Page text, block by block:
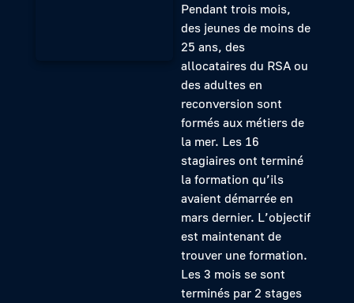
Pendant trois mois,
des jeunes de moins de
25 ans, des
allocataires du RSA ou
des adultes en
reconversion sont
formés aux métiers de
la mer. Les 16
stagiaires ont terminé
la formation qu’ils
avaient démarrée en
mars dernier. L’objectif
est maintenant de
trouver une formation.
Les 3 mois se sont
terminés par 2 stages